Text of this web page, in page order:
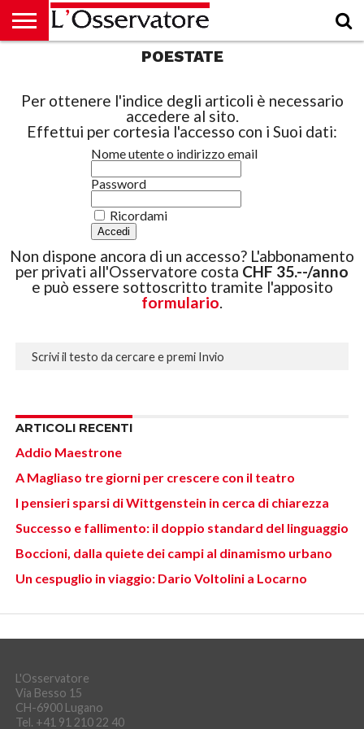
POESTATE
Per ottenere l'indice degli articoli è necessario
accedere al sito.
Effettui per cortesia l'accesso con i Suoi dati:
Nome utente o indirizzo email
Password
Ricordami
Non dispone ancora di un accesso? L'abbonamento
per privati all'Osservatore costa CHF 35.--/anno
e può essere sottoscritto tramite l'apposito
formulario.
ARTICOLI RECENTI
Addio Maestrone
A Magliaso tre giorni per crescere con il teatro
I pensieri sparsi di Wittgenstein in cerca di chiarezza
Successo e fallimento: il doppio standard del linguaggio
Boccioni, dalla quiete dei campi al dinamismo urbano
Un cespuglio in viaggio: Dario Voltolini a Locarno
L'Osservatore
Via Besso 15
CH-6900 Lugano
Tel. +41 91 210 22 40